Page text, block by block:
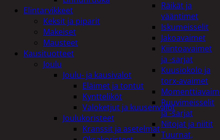
Räikät ja
vääntimet
Iskumeisselit
Jakoavaimet
Kiintoavaimet
ja -sarjat
Kuusiokolo ja
torx-avaimet
Ruuvimeisselit
ja -sarjat
Nitojat ja niitit
Tuurnat,
Elintarvikkeet
Keksit ja piparit
Makeiset
Mausteet
Kausituotteet
Joulu
Joulu- ja kausivalot
Eläimet ja tontut
Kyntteliköt
Valoketjut ja kuusenvalot
Joulukoristeet
Kranssit ja asetelmat